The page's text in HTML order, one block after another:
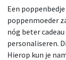
Een
poppenmoeder
nóg beter
personaliseren.
Hierop kun je